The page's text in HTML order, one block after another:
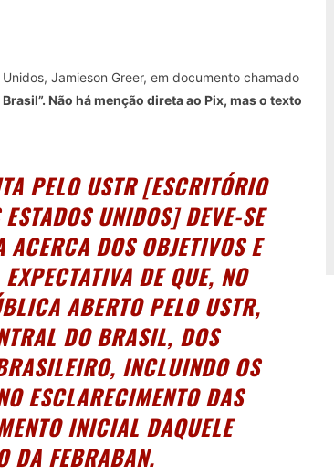
Jamieson Greer, em documento chamado
Não há menção direta ao Pix, mas o texto
PELO USTR [ESCRITÓRIO
UNIDOS] DEVE-SE
DOS OBJETIVOS E
DE QUE, NO
ABERTO PELO USTR,
DO BRASIL, DOS
INCLUINDO OS
ESCLARECIMENTO DAS
INICIAL DAQUELE
DA FEBRABAN.